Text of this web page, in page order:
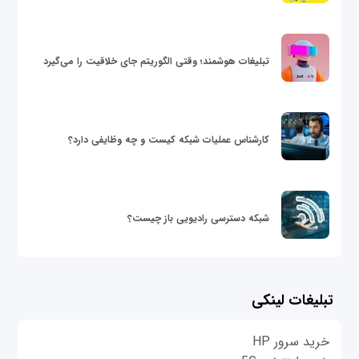
تبلیغات هوشمند؛ وقتی الگوریتم جای خلاقیت را می‌گیرد
کارشناس عملیات شبکه کیست و چه وظایفی دارد؟
شبکه دسترسی رادیویی باز چیست؟
تبلیغات لینکی
خرید سرور HP